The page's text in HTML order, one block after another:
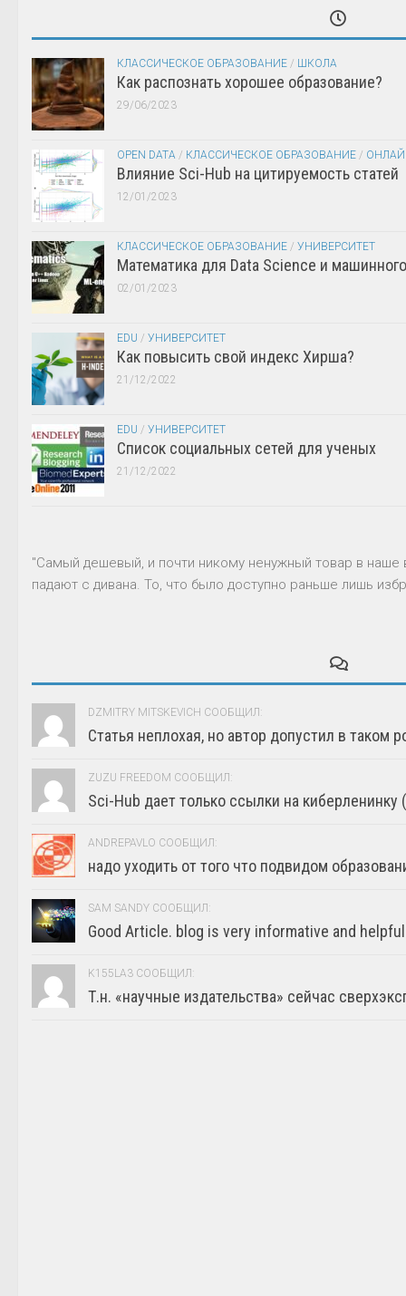
КЛАССИЧЕСКОЕ ОБРАЗОВАНИЕ / ШКОЛА
Как распознать хорошее образование?
29/06/2023
OPEN DATA / КЛАССИЧЕСКОЕ ОБРАЗОВАНИЕ /
Влияние Sci-Hub на цитируемость статей
12/01/2023
КЛАССИЧЕСКОЕ ОБРАЗОВАНИЕ / УНИВЕРСИТЕТ
Математика для Data Science и
02/01/2023
EDU / УНИВЕРСИТЕТ
Как повысить свой индекс Хирша?
21/12/2022
EDU / УНИВЕРСИТЕТ
Список социальных сетей для ученых
21/12/2022
"Самый дешевый, и почти никому ненужный товар в
падают с дивана. То, что было доступно раньше лишь
DZMITRY MITSKEVICH СООБЩИЛ:
Статья неплохая, но автор допустил в таком
ZUZU FREEDOM СООБЩИЛ:
Sci-Hub дает только ссылки на киберленинку
ANDREPAVLO СООБЩИЛ:
надо уходить от того что подвидом
SAM SANDY СООБЩИЛ:
Good Article. blog is very informative and helpful
K155LA3 СООБЩИЛ:
Т.н. «научные издательства» сейчас